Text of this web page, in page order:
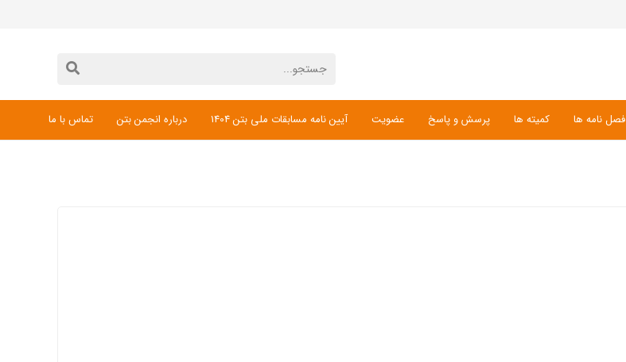
فصل نامه ها کمیته ها پرسش و پاسخ عضویت آیین نامه مسابقات ملی بتن 1404 درباره انجمن بتن تماس با ما